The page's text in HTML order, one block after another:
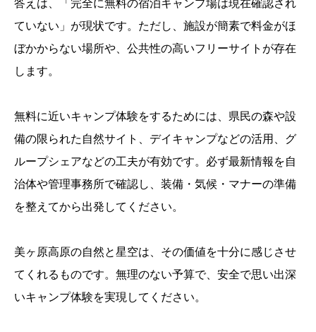
答えは、「完全に無料の宿泊キャンプ場は現在確認され
ていない」が現状です。ただし、施設が簡素で料金がほ
ぼかからない場所や、公共性の高いフリーサイトが存在
します。
無料に近いキャンプ体験をするためには、県民の森や設
備の限られた自然サイト、デイキャンプなどの活用、グ
ループシェアなどの工夫が有効です。必ず最新情報を自
治体や管理事務所で確認し、装備・気候・マナーの準備
を整えてから出発してください。
美ヶ原高原の自然と星空は、その価値を十分に感じさせ
てくれるものです。無理のない予算で、安全で思い出深
いキャンプ体験を実現してください。